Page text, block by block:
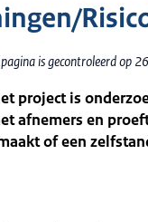
is gecontroleerd op
project is
afnemers en
of een